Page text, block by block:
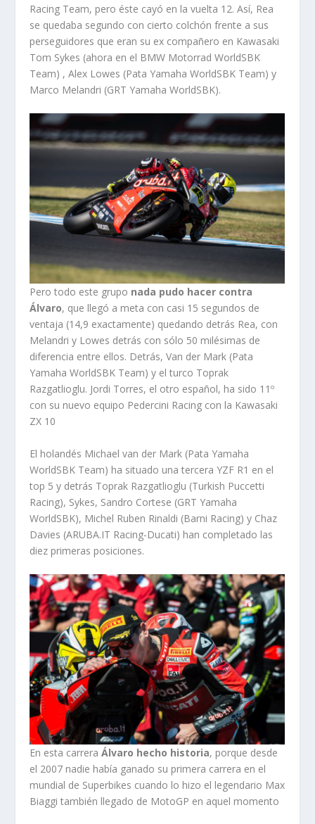
Racing Team, pero éste cayó en la vuelta 12. Así, Rea
se quedaba segundo con cierto colchón frente a sus
perseguidores que eran su ex compañero en Kawasaki
Tom Sykes (ahora en el BMW Motorrad WorldSBK
Team) , Alex Lowes (Pata Yamaha WorldSBK Team) y
Marco Melandri (GRT Yamaha WorldSBK).
Pero todo este grupo nada pudo hacer contra
Álvaro, que llegó a meta con casi 15 segundos de
ventaja (14,9 exactamente) quedando detrás Rea, con
Melandri y Lowes detrás con sólo 50 milésimas de
diferencia entre ellos. Detrás, Van der Mark (Pata
Yamaha WorldSBK Team) y el turco Toprak
Razgatlioglu. Jordi Torres, el otro español, ha sido 11º
con su nuevo equipo Pedercini Racing con la Kawasaki
ZX 10
El holandés Michael van der Mark (Pata Yamaha
WorldSBK Team) ha situado una tercera YZF R1 en el
top 5 y detrás Toprak Razgatlioglu (Turkish Puccetti
Racing), Sykes, Sandro Cortese (GRT Yamaha
WorldSBK), Michel Ruben Rinaldi (Barni Racing) y Chaz
Davies (ARUBA.IT Racing-Ducati) han completado las
diez primeras posiciones.
En esta carreraÁlvaro hecho historia, porque desde
el 2007 nadie había ganado su primera carrera en el
mundial de Superbikes cuando lo hizo el legendario Max
Biaggi también llegado de MotoGP en aquel momento